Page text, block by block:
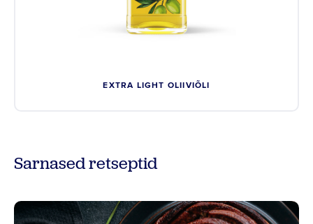
EXTRA LIGHT OLIIVIÕLI
Sarnased retseptid